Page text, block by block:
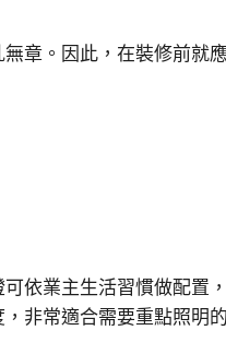
章。因此，在裝修前就
依業主生活習慣做配置
非常適合需要重點照明